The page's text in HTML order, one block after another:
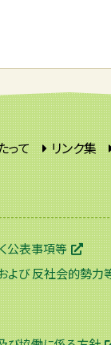
って リンク集
公表事項等
よび 反社会的勢力